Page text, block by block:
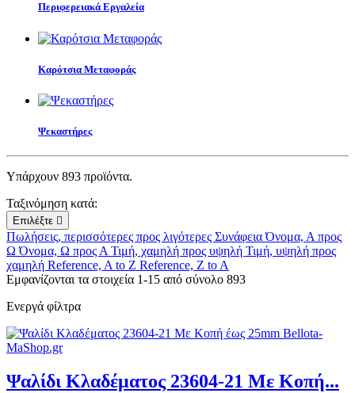
Περιφερειακά Εργαλεία
Καρότσια Μεταφοράς
Ψεκαστήρες
Υπάρχουν 893 προϊόντα.
Ταξινόμηση κατά:
Επιλέξτε 
Πωλήσεις, περισσότερες προς λιγότερες ΣυνάφειαΌνομα, Α προς
ΩΌνομα, Ω προς Α Τιμή, χαμηλή προς υψηλή Τιμή, υψηλή προς
χαμηλή Reference, A to Z Reference, Z to A
Εμφανίζονται τα στοιχεία 1-15 από σύνολο 893
Ενεργά φίλτρα
Ψαλίδι Κλαδέματος 23604-21 Με Κοπή...